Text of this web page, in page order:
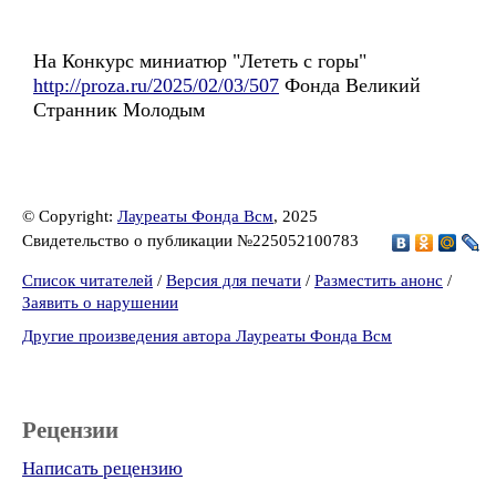
На Конкурс миниатюр "Лететь с горы"
http://proza.ru/2025/02/03/507 Фонда Великий
Странник Молодым
© Copyright: Лауреаты Фонда Всм, 2025
Свидетельство о публикации №225052100783
Список читателей / Версия для печати / Разместить анонс /
Заявить о нарушении
Другие произведения автора Лауреаты Фонда Всм
Рецензии
Написать рецензию